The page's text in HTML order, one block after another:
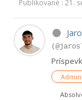
Publikované : 21.